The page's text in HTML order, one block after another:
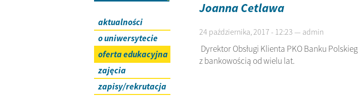
aktualności
o uniwersytecie
oferta edukacyjna
zajęcia
zapisy/rekrutacja
Joanna Cetlawa
24 października, 2017 - 12:23 — admin
Dyrektor Obsługi Klienta PKO Banku
z bankowością od wielu lat.